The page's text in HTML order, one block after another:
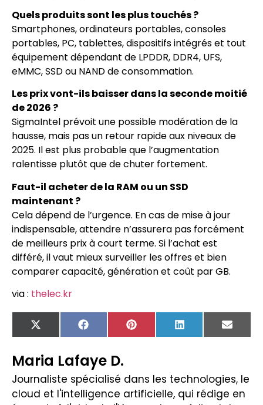
Quels produits sont les plus touchés ?
Smartphones, ordinateurs portables, consoles
portables, PC, tablettes, dispositifs intégrés et tout
équipement dépendant de LPDDR, DDR4, UFS,
eMMC, SSD ou NAND de consommation.
Les prix vont-ils baisser dans la seconde moitié
de 2026 ?
SigmaIntel prévoit une possible modération de la
hausse, mais pas un retour rapide aux niveaux de
2025. Il est plus probable que l’augmentation
ralentisse plutôt que de chuter fortement.
Faut-il acheter de la RAM ou un SSD
maintenant ?
Cela dépend de l’urgence. En cas de mise à jour
indispensable, attendre n’assurera pas forcément
de meilleurs prix à court terme. Si l’achat est
différé, il vaut mieux surveiller les offres et bien
comparer capacité, génération et coût par GB.
via : thelec.kr
X
(Twitter)
FacebookPinterest LinkedIn Email
Maria Lafaye D.
Journaliste spécialisé dans les technologies, le
cloud et l'intelligence artificielle, qui rédige en